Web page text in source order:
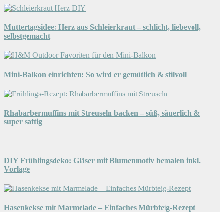
Muttertagsidee: Herz aus Schleierkraut – schlicht, liebevoll,
selbstgemacht
Mini-Balkon einrichten: So wird er gemütlich & stilvoll
Rhabarbermuffins mit Streuseln backen – süß, säuerlich &
super saftig
DIY Frühlingsdeko: Gläser mit Blumenmotiv bemalen inkl.
Vorlage
Hasenkekse mit Marmelade – Einfaches Mürbteig-Rezept